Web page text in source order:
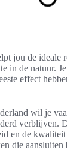
jou de ideale
in de natuur.
effect
wil je
verblijven.
en de
die